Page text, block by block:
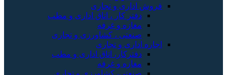
فروش اداری و تجاری
دفتر کار ، اتاق اداری و مطب
مغازه و غرفه
صنعتی ، کشاورزی و تجاری
اجاره اداری و تجاری
دفترکار، اتاق اداری و مطب
مغازه و غرفه